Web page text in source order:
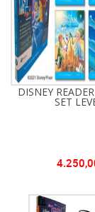
DISNEY
SET